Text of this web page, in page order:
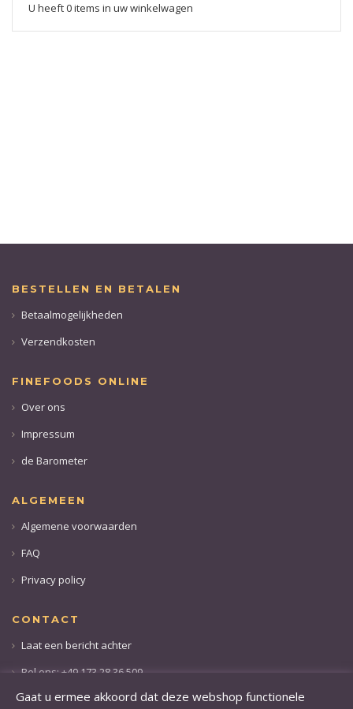
U heeft 0 items in uw winkelwagen
BESTELLEN EN BETALEN
Betaalmogelijkheden
Verzendkosten
FINEFOODS ONLINE
Over ons
Impressum
de Barometer
ALGEMEEN
Algemene voorwaarden
FAQ
Privacy policy
CONTACT
Laat een bericht achter
Bel ons: +49 173 28 36 509
Gaat u ermee akkoord dat deze webshop functionele